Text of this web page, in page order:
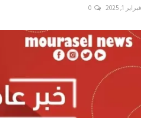
فبراير 1, 2025 0